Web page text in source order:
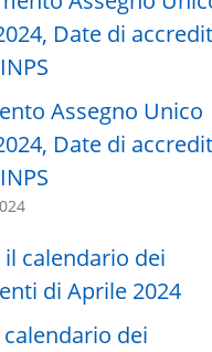
Assegno Unico
Date di
calendario dei